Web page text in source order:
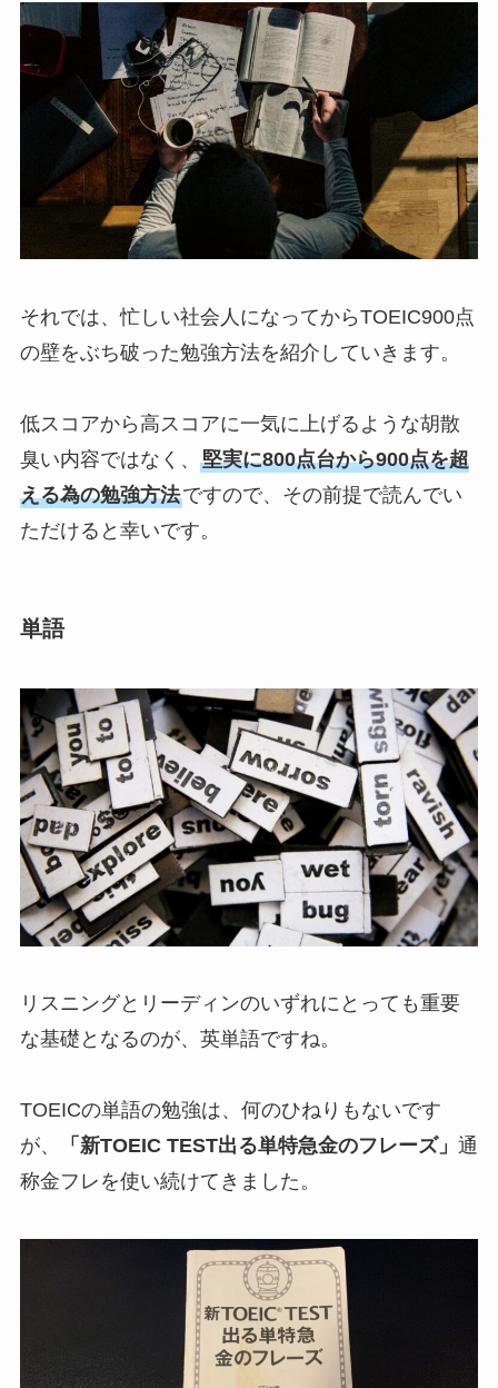
それでは、忙しい社会人になってからTOEIC900点
の壁をぶち破った勉強方法を紹介していきます。
低スコアから高スコアに一気に上げるような胡散
臭い内容ではなく、 堅実に800点台から900点を超
える為の勉強方法ですので、その前提で読んでい
ただけると幸いです。
単語
リスニングとリーディンのいずれにとっても重要
な基礎となるのが、英単語ですね。
TOEICの単語の勉強は、何のひねりもないです
が、
「新TOEIC TEST出る単特急金のフレーズ」 通
称金フレを使い続けてきました。